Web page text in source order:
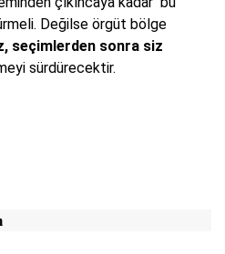
Değilse örgüt bölge
seçimlerden sonra siz
sürdürecektir.